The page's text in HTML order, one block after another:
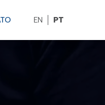
EN PT